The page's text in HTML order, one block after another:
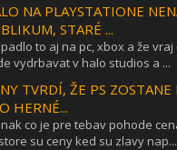
NA PLAYSTATIONE
STARÉ ...
to aj na pc, xbox a že
vydrbavat v halo studios a ...
TVRDÍ, ŽE PS ZOSTANE
HERNÉ...
co je pre tebav pohode
su ceny ked su zlavy nap...